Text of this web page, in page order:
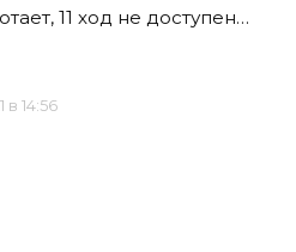
11 ход не доступен…
в 14:56